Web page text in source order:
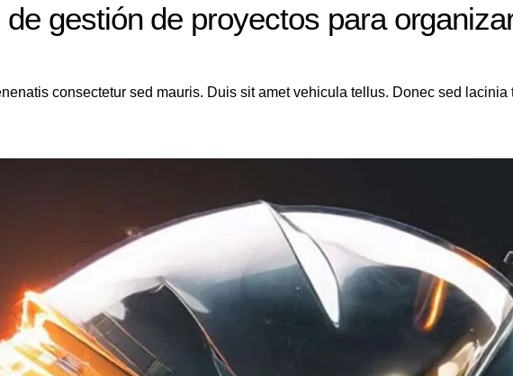
gestión de proyectos para
consectetur sed mauris. Duis sit amet vehicula tellus. Donec sed